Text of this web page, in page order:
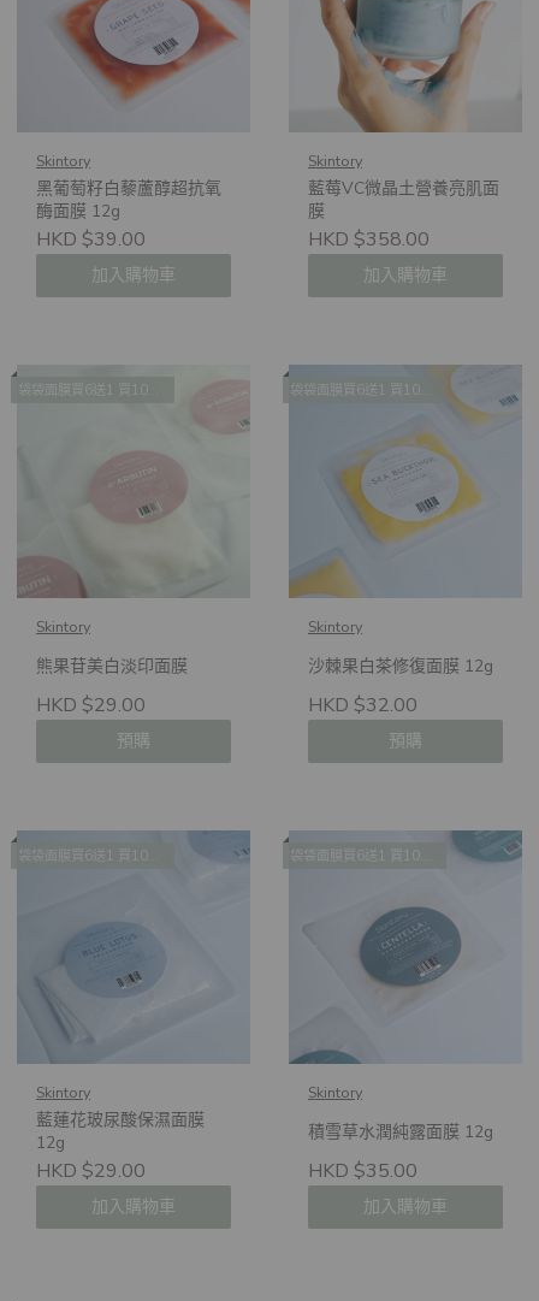
Skintory
黑葡萄籽白藜蘆醇超抗氧
酶面膜 12g
HKD $39.00
加入購物車
Skintory
藍莓VC微晶土營養亮肌面
膜
HKD $358.00
加入購物車
袋袋面膜買6送1 買10送2 買14送4
Skintory
熊果苷美白淡印面膜
HKD $29.00
預購
袋袋面膜買6送1 買10送2 買14送4
Skintory
沙棘果白茶修復面膜 12g
HKD $32.00
預購
袋袋面膜買6送1 買10送2 買14送4
Skintory
藍蓮花玻尿酸保濕面膜
12g
HKD $29.00
加入購物車
袋袋面膜買6送1 買10送2 買14送4
Skintory
積雪草水潤純露面膜 12g
HKD $35.00
加入購物車